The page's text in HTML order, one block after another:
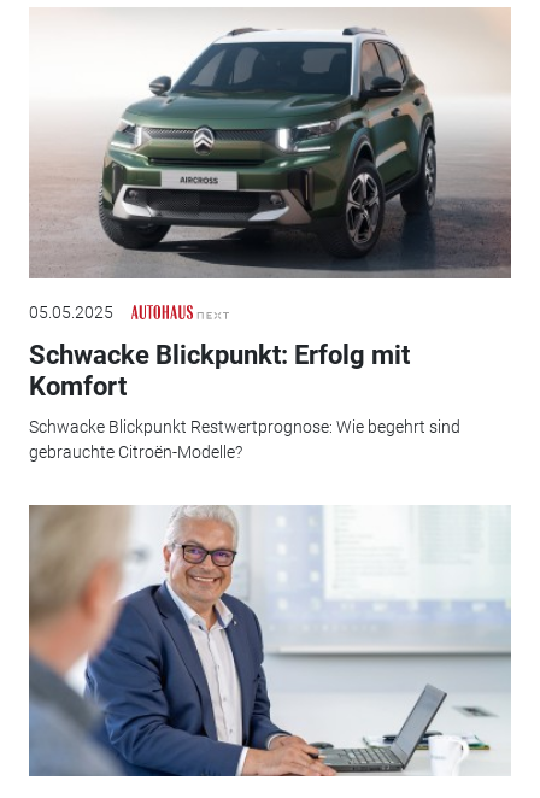
05.05.2025
Schwacke Blickpunkt: Erfolg mit
Komfort
Schwacke Blickpunkt Restwertprognose: Wie begehrt sind
gebrauchte Citroën-Modelle?